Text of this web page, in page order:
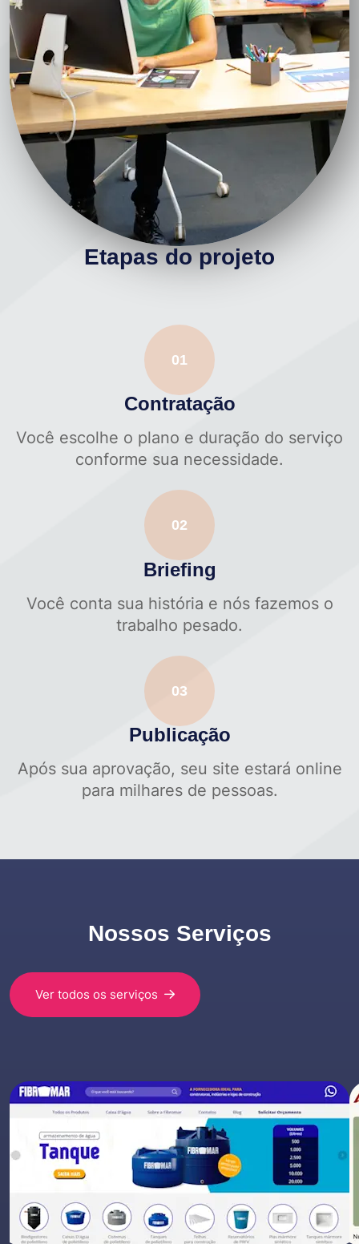
Etapas do projeto
01
Contratação
Você escolhe o plano e duração do serviço
conforme sua necessidade.
02
Briefing
Você conta sua história e nós fazemos o
trabalho pesado.
03
Publicação
Após sua aprovação, seu site estará online
para milhares de pessoas.
Nossos Serviços
Ver todos os serviços